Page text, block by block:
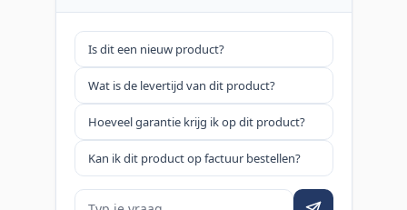
Is dit een nieuw product?
Wat is de levertijd van dit product?
Hoeveel garantie krijg ik op dit product?
Kan ik dit product op factuur bestellen?
Je vraag